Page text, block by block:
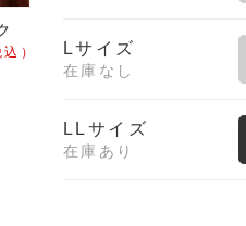
込） Lサイズ
在庫なし
LLサイズ
在庫あり